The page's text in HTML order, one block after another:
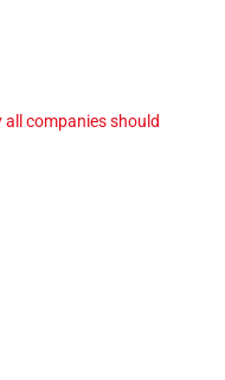
all companies should